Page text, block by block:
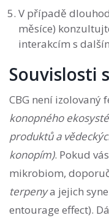
V případě
měsíce)
interakcím s
Souvislosti
CBG není izolovaný
konopného
produktů a
konopím). Pokud
mikrobiom,
terpenya jejich
entourage effect).